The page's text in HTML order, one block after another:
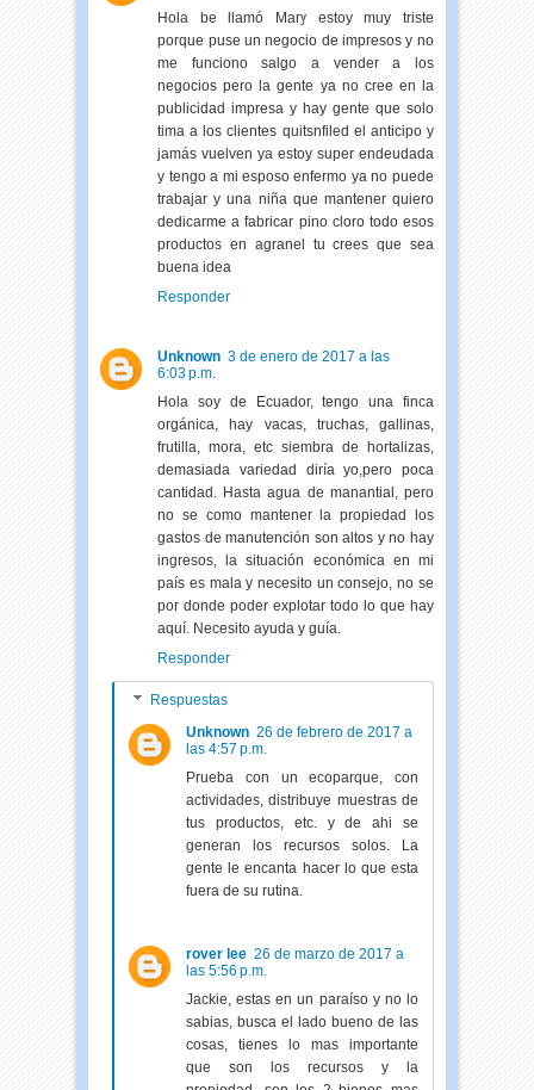
Hola be llamó Mary estoy muy triste
porque puse un negocio de impresos y no
me funciono salgo a vender a los
negocios pero la gente ya no cree en la
publicidad impresa y hay gente que solo
tima a los clientes quitsnfiled el anticipo y
jamás vuelven ya estoy super endeudada
y tengo a mi esposo enfermo ya no puede
trabajar y una niña que mantener quiero
dedicarme a fabricar pino cloro todo esos
productos en agranel tu crees que sea
buena idea
Responder
Unknown 3 de enero de 2017 a las
6:03 p.m.
Hola soy de Ecuador, tengo una finca
orgánica, hay vacas, truchas, gallinas,
frutilla, mora, etc siembra de hortalizas,
demasiada variedad diría yo,pero poca
cantidad. Hasta agua de manantial, pero
no se como mantener la propiedad los
gastos de manutención son altos y no hay
ingresos, la situación económica en mi
país es mala y necesito un consejo, no se
por donde poder explotar todo lo que hay
aquí. Necesito ayuda y guía.
Responder
Respuestas
Unknown 26 de febrero de 2017 a
las 4:57 p.m.
Prueba con un ecoparque, con
actividades, distribuye muestras de
tus productos, etc. y de ahi se
generan los recursos solos. La
gente le encanta hacer lo que esta
fuera de su rutina.
rover lee 26 de marzo de 2017 a
las 5:56 p.m.
Jackie, estas en un paraíso y no lo
sabias, busca el lado bueno de las
cosas, tienes lo mas importante
que son los recursos y la